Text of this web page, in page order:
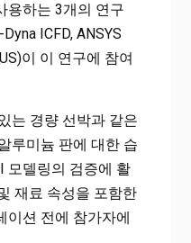
용하는 3개의 연구
ICFD, ANSYS
이 이 연구에 참여
는 경량 선박과 같은
루미늄 판에 대한 습
모델링의 검증에 활
재료 속성을 포함한
이션 전에 참가자에